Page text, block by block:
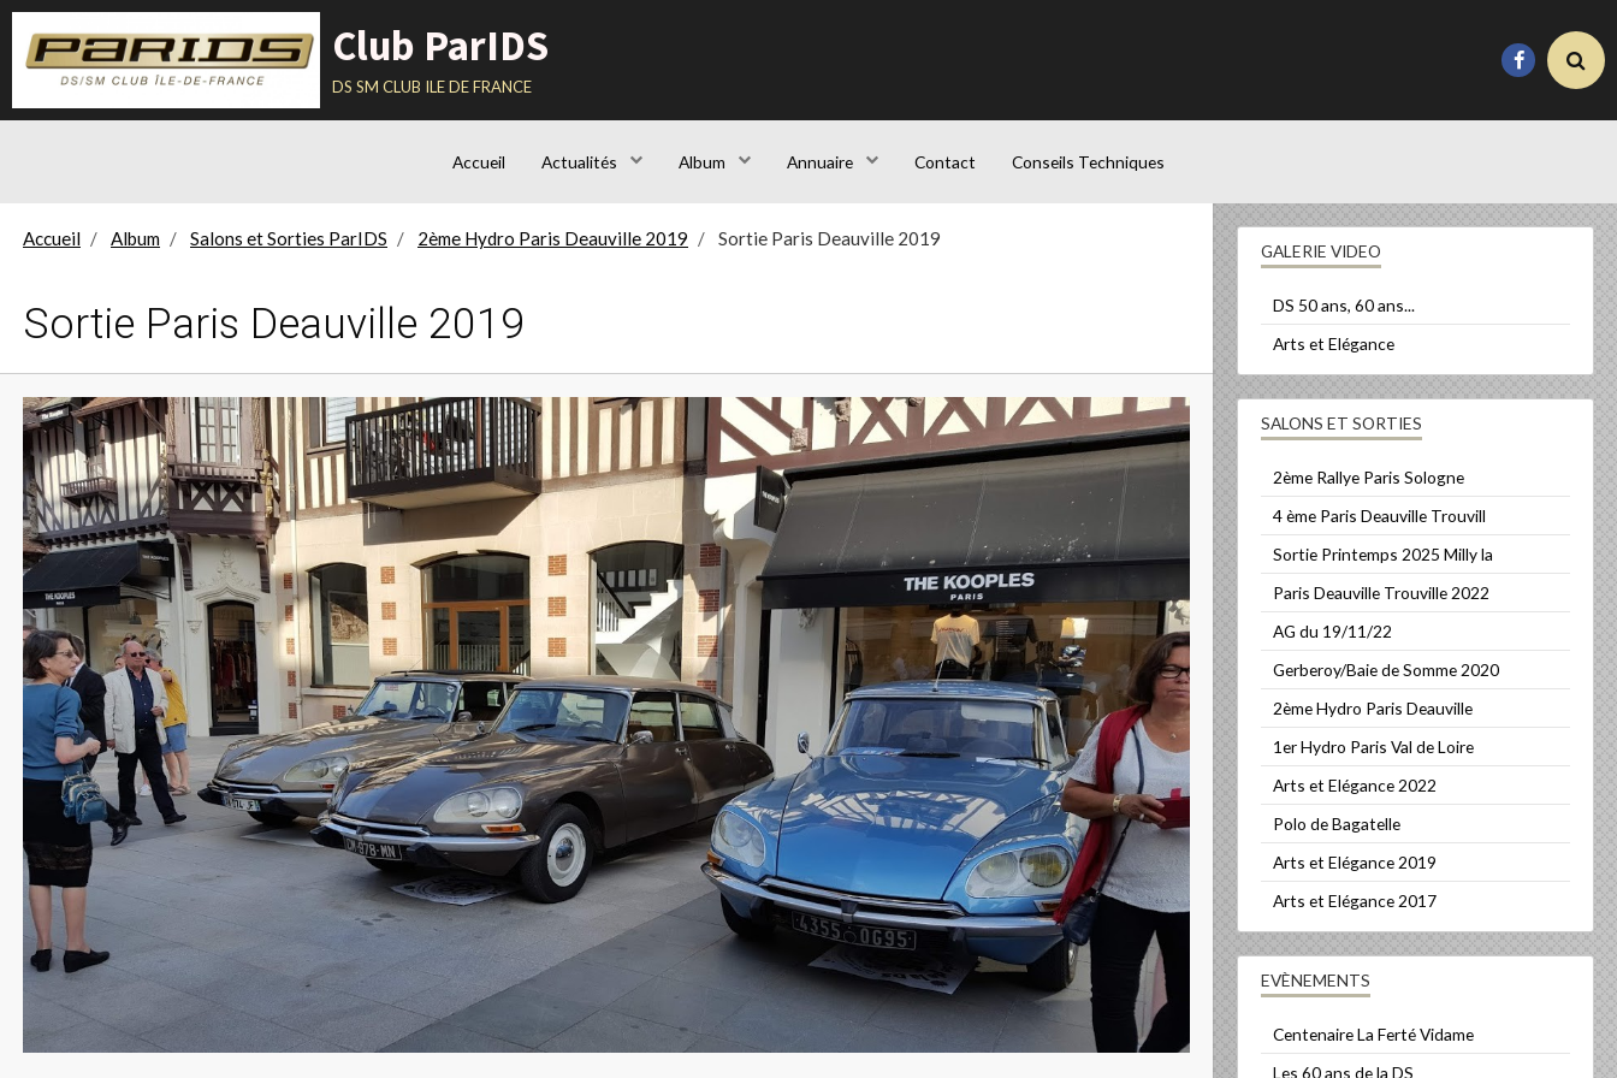
Club ParIDS
ds sm club ile de france
Accueil Actualités Album Annuaire Contact Conseils Techniques
Accueil Album Salons et Sorties ParIDS 2ème Hydro Paris Deauville 2019 Sortie Paris Deauville 2019
Sortie Paris Deauville 2019
GALERIE VIDEO
DS 50 ans, 60 ans...
Arts et Elégance
SALONS ET SORTIES
2ème Rallye Paris Sologne
4 ème Paris Deauville Trouvill
Sortie Printemps 2025 Milly la
Paris Deauville Trouville 2022
AG du 19/11/22
Gerberoy/Baie de Somme 2020
2ème Hydro Paris Deauville
1er Hydro Paris Val de Loire
Arts et Elégance 2022
Polo de Bagatelle
Arts et Elégance 2019
Arts et Elégance 2017
EVÈNEMENTS
Centenaire La Ferté Vidame
Les 60 ans de la DS